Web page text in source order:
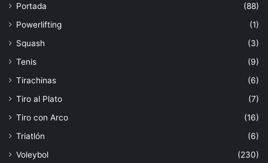
Portada
(88)
Powerlifting
(1)
Squash
(3)
Tenis
(9)
Tirachinas
(6)
Tiro al Plato
(7)
Tiro con Arco
(16)
Triatlón
(6)
Voleybol
(230)